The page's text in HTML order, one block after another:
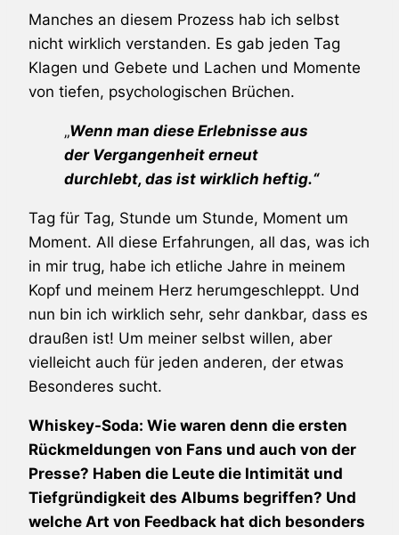
Manches an diesem Prozess hab ich selbst
nicht wirklich verstanden. Es gab jeden Tag
Klagen und Gebete und Lachen und Momente
von tiefen, psychologischen Brüchen.
„Wenn man diese Erlebnisse aus
der Vergangenheit erneut
durchlebt, das ist wirklich heftig.“
Tag für Tag, Stunde um Stunde, Moment um
Moment. All diese Erfahrungen, all das, was ich
in mir trug, habe ich etliche Jahre in meinem
Kopf und meinem Herz herumgeschleppt. Und
nun bin ich wirklich sehr, sehr dankbar, dass es
draußen ist! Um meiner selbst willen, aber
vielleicht auch für jeden anderen, der etwas
Besonderes sucht.
Whiskey-Soda: Wie waren denn die ersten
Rückmeldungen von Fans und auch von der
Presse? Haben die Leute die Intimität und
Tiefgründigkeit des Albums begriffen? Und
welche Art von Feedback hat dich besonders